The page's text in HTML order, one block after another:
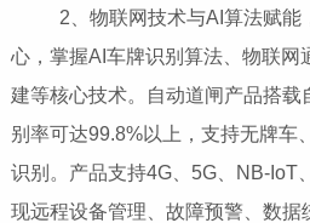
2、物联网技术与AI算法赋能
心，掌握AI车牌识别算法、物联网
建等核心技术。自动道闸产品搭载
别率可达99.8%以上，支持无牌车
识别。产品支持4G、5G、NB-IoT
现远程设备管理、故障预警、数据